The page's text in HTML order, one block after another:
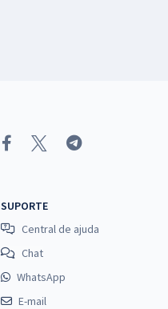
SUPORTE
Central de ajuda
Chat
WhatsApp
E-mail